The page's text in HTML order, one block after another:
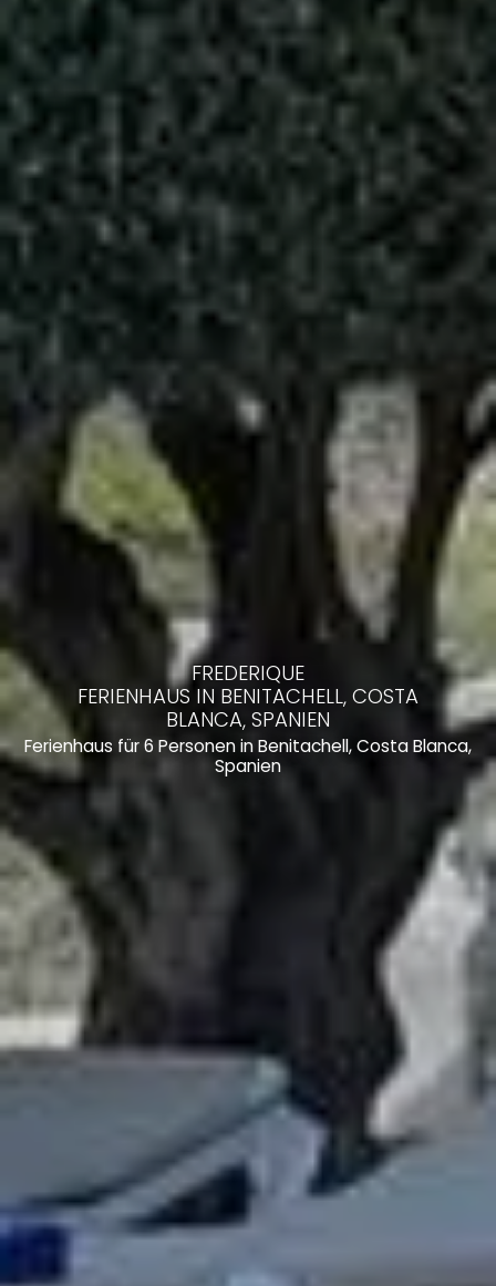
FREDERIQUE
FERIENHAUS IN BENITACHELL, COSTA
BLANCA, SPANIEN
Ferienhaus für 6 Personen in Benitachell, Costa Blanca,
Spanien